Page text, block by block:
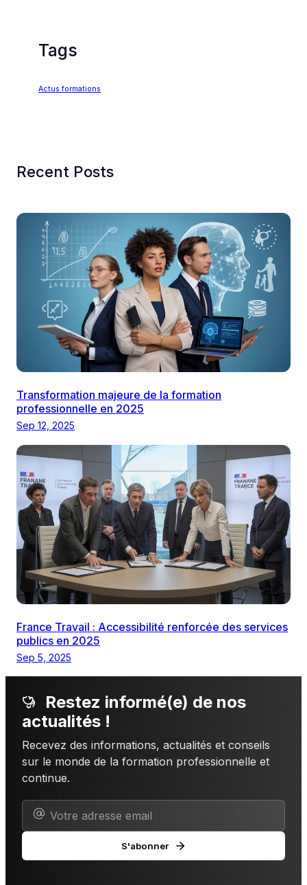
Tags
Actus formations
Recent Posts
Transformation majeure de la formation
professionnelle en 2025
Sep 12, 2025
France Travail : Accessibilité renforcée des services
publics en 2025
Sep 5, 2025
Restez informé(e) de nos
actualités !
Recevez des informations, actualités et conseils
sur le monde de la formation professionnelle et
continue.
S'abonner